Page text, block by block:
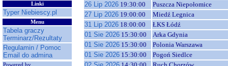
Linki
Typer Niebiescy.pl
Menu
Tabela graczy
Terminarz/Rezultaty
Regulamin / Pomoc
Email do admina
Powered by
26 Lip 2026 19:30:00
Puszcza Niepołomice
27 Lip 2026 19:00:00
Miedź Legnica
31 Lip 2026 18:00:00
ŁKS Łódź
01 Sie 2026 15:30:00
Arka Gdynia
01 Sie 2026 15:30:00
Polonia Warszawa
01 Sie 2026 15:30:00
Pogoń Siedlce